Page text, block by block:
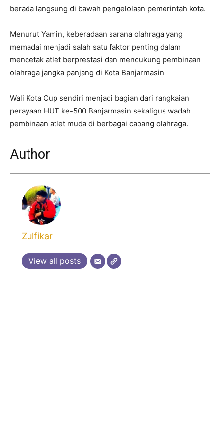
berada langsung di bawah pengelolaan pemerintah kota.
Menurut Yamin, keberadaan sarana olahraga yang
memadai menjadi salah satu faktor penting dalam
mencetak atlet berprestasi dan mendukung pembinaan
olahraga jangka panjang di Kota Banjarmasin.
Wali Kota Cup sendiri menjadi bagian dari rangkaian
perayaan HUT ke-500 Banjarmasin sekaligus wadah
pembinaan atlet muda di berbagai cabang olahraga.
Author
Zulfikar
View all posts